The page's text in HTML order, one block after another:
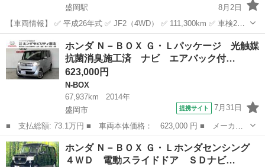
盛岡駅
8月2日
【車両情報】 ✅ 平成26年式 ✅ JF2（4WD） ✅ 111,300km ✅ 車検2年
付き 【装備】 ✅ ナビ ✅ フルセグTV ✅ CD・DVD ✅ Bluetooth ✅ ラジ
オ ✅ 左側パワースライドドア ✅ プ...
岩手 盛岡駅
ホンダ Ｎ－ＢＯＸ Ｇ・Ｌパッケージ 光触媒
抗菌消臭施工済 ナビ エアバック付…
623,000円
N-BOX
67,937km
2014年
盛岡市
提携サイト 7月31日
■ 支払総額: 73.1万円 ■ 車両本体価格： 623,000 円 ■ メーカー
名： ホンダ ■ 車種名： Ｎ－ＢＯＸ ■ グレード名： Ｇ・Ｌパ
ッケージ 光触媒抗菌消臭施工済 ナビ エアバック付き パワーウ
インド メデ...
岩手 盛岡市 N-BOX
ホンダ Ｎ－ＢＯＸ Ｇ・Ｌホンダセンシング
４ＷＤ 電動スライドドア ＳＤナビ…